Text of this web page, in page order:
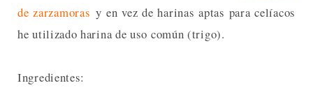
de zarzamoras y en vez de harinas aptas para celíacos
he utilizado harina de uso común (trigo).
Ingredientes: